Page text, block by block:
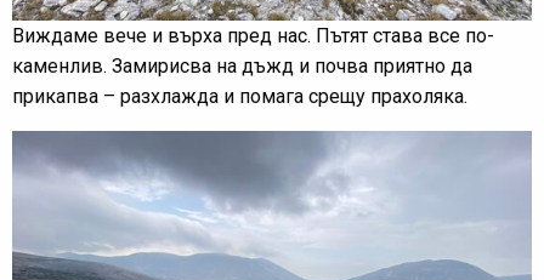
Виждаме вече и върха пред нас. Пътят става все по-
каменлив. Замирисва на дъжд и почва приятно да
прикапва – разхлажда и помага срещу прахоляка.